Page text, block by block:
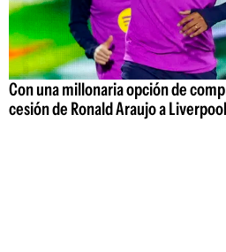
Con una millonaria opción de
cesión de Ronald Araujo a